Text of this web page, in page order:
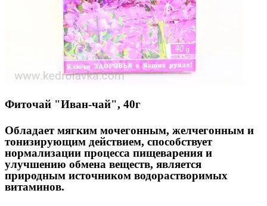
Фиточай "Иван-чай", 40г
Обладает мягким мочегонным, желчегонным и
тонизирующим действием, способствует
нормализации процесса пищеварения и
улучшению обмена веществ, является
природным источником водорастворимых
витаминов.